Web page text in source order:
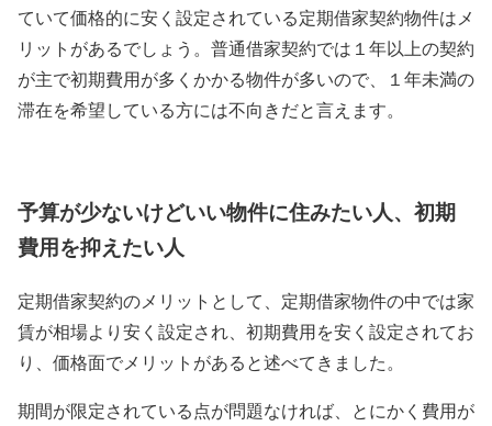
ていて価格的に安く設定されている定期借家契約物件はメ
リットがあるでしょう。普通借家契約では１年以上の契約
が主で初期費用が多くかかる物件が多いので、１年未満の
滞在を希望している方には不向きだと言えます。
予算が少ないけどいい物件に住みたい人、初期
費用を抑えたい人
定期借家契約のメリットとして、定期借家物件の中では家
賃が相場より安く設定され、初期費用を安く設定されてお
り、価格面でメリットがあると述べてきました。
期間が限定されている点が問題なければ、とにかく費用が